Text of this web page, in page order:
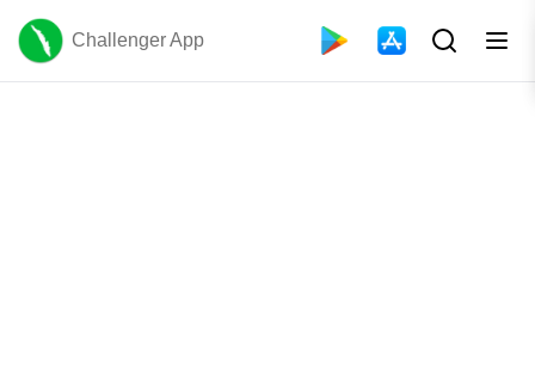
Challenger App